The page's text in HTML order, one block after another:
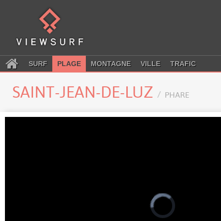
SURF PLAGE MONTAGNE VILLE TRAFIC
SAINT-JEAN-DE-LUZ PHARE